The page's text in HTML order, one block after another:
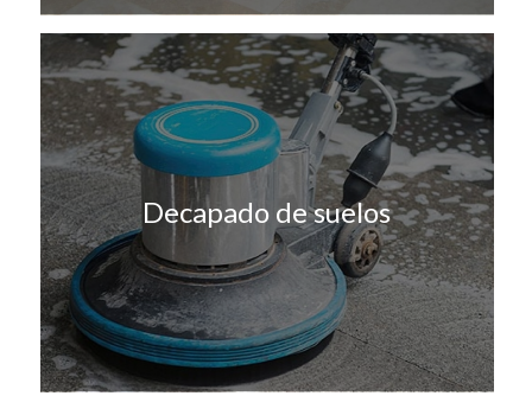
Decapado de suelos